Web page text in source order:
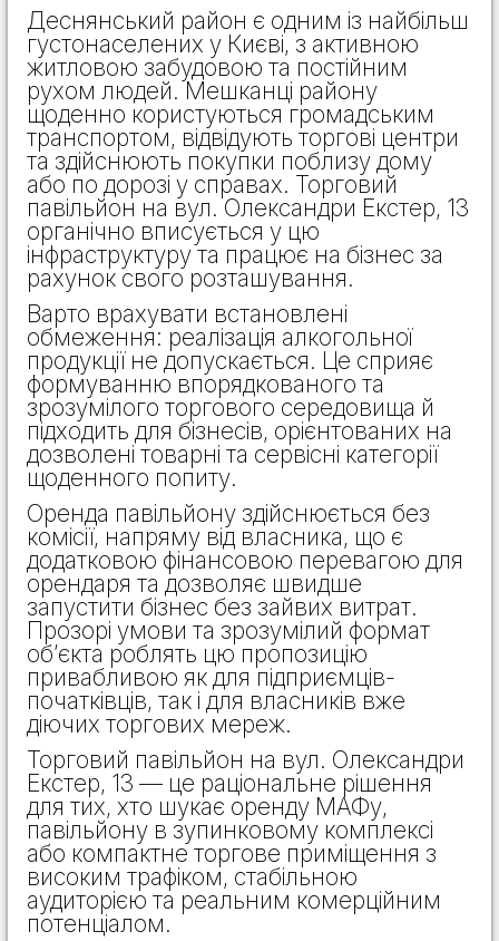
Деснянський район є одним із найбільш
густонаселених у Києві, з активною
житловою забудовою та постійним
рухом людей. Мешканці району
щоденно користуються громадським
транспортом, відвідують торгові центри
та здійснюють покупки поблизу дому
або по дорозі у справах. Торговий
павільйон на вул. Олександри Екстер, 13
органічно вписується у цю
інфраструктуру та працює на бізнес за
рахунок свого розташування.
Варто врахувати встановлені
обмеження: реалізація алкогольної
продукції не допускається. Це сприяє
формуванню впорядкованого та
зрозумілого торгового середовища й
підходить для бізнесів, орієнтованих на
дозволені товарні та сервісні категорії
щоденного попиту.
Оренда павільйону здійснюється без
комісії, напряму від власника, що є
додатковою фінансовою перевагою для
орендаря та дозволяє швидше
запустити бізнес без зайвих витрат.
Прозорі умови та зрозумілий формат
об’єкта роблять цю пропозицію
привабливою як для підприємців-
початківців, так і для власників вже
діючих торгових мереж.
Торговий павільйон на вул. Олександри
Екстер, 13 — це раціональне рішення
для тих, хто шукає оренду МАФу,
павільйону в зупинковому комплексі
або компактне торгове приміщення з
високим трафіком, стабільною
аудиторією та реальним комерційним
потенціалом.